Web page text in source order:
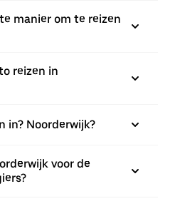
manier om te reizen
reizen in
in? Noorderwijk?
voor de